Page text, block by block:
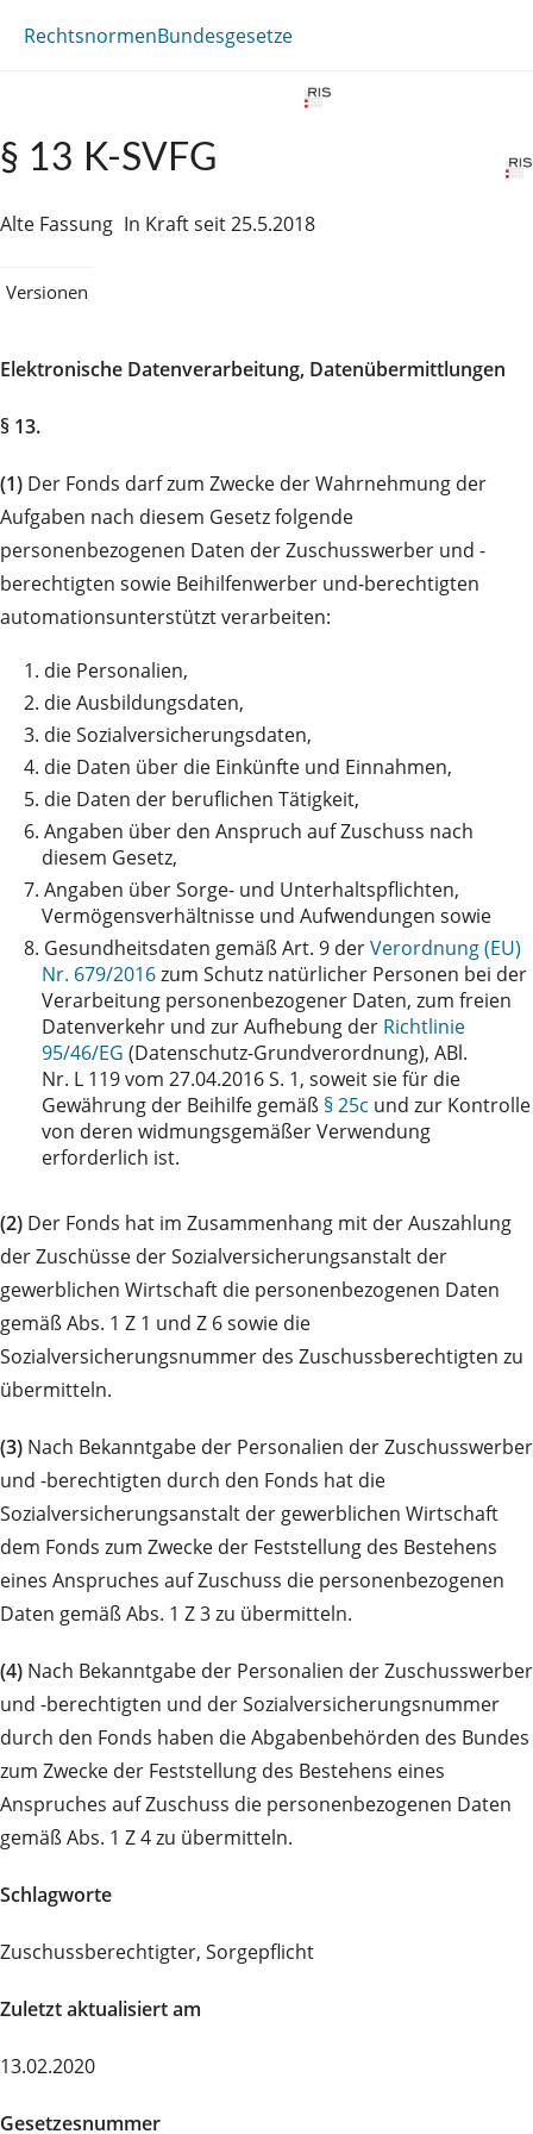
RechtsnormenBundesgesetze
§ 13 K-SVFG
Alte Fassung In Kraft seit 25.5.2018
Versionen
Elektronische Datenverarbeitung, Datenübermittlungen
§ 13.
(1) Der Fonds darf zum Zwecke der Wahrnehmung der
Aufgaben nach diesem Gesetz folgende
personenbezogenen Daten der Zuschusswerber und -
berechtigten sowie Beihilfenwerber und‑berechtigten
automationsunterstützt verarbeiten:
1. die Personalien,
2. die Ausbildungsdaten,
3. die Sozialversicherungsdaten,
4. die Daten über die Einkünfte und Einnahmen,
5. die Daten der beruflichen Tätigkeit,
6. Angaben über den Anspruch auf Zuschuss nach
diesem Gesetz,
7. Angaben über Sorge- und Unterhaltspflichten,
Vermögensverhältnisse und Aufwendungen sowie
8. Gesundheitsdaten gemäß Art. 9 derVerordnung (EU)
Nr. 679/2016zum Schutz natürlicher Personen bei der
Verarbeitung personenbezogener Daten, zum freien
Datenverkehr und zur Aufhebung der Richtlinie
95/46/EG (Datenschutz-Grundverordnung), ABl.
Nr. L 119 vom 27.04.2016 S. 1, soweit sie für die
Gewährung der Beihilfe gemäß § 25c und zur Kontrolle
von deren widmungsgemäßer Verwendung
erforderlich ist.
(2) Der Fonds hat im Zusammenhang mit der Auszahlung
der Zuschüsse der Sozialversicherungsanstalt der
gewerblichen Wirtschaft die personenbezogenen Daten
gemäß Abs. 1 Z 1 und Z 6 sowie die
Sozialversicherungsnummer des Zuschussberechtigten zu
übermitteln.
(3) Nach Bekanntgabe der Personalien der Zuschusswerber
und -berechtigten durch den Fonds hat die
Sozialversicherungsanstalt der gewerblichen Wirtschaft
dem Fonds zum Zwecke der Feststellung des Bestehens
eines Anspruches auf Zuschuss die personenbezogenen
Daten gemäß Abs. 1 Z 3 zu übermitteln.
(4) Nach Bekanntgabe der Personalien der Zuschusswerber
und -berechtigten und der Sozialversicherungsnummer
durch den Fonds haben die Abgabenbehörden des Bundes
zum Zwecke der Feststellung des Bestehens eines
Anspruches auf Zuschuss die personenbezogenen Daten
gemäß Abs. 1 Z 4 zu übermitteln.
Schlagworte
Zuschussberechtigter, Sorgepflicht
Zuletzt aktualisiert am
13.02.2020
Gesetzesnummer